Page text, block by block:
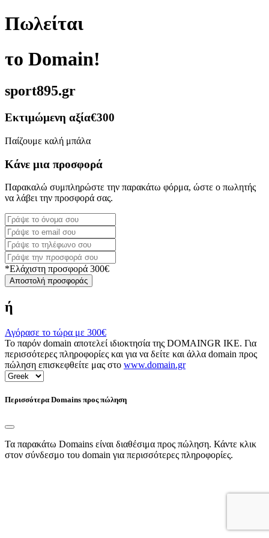
Πωλείται
το Domain!
sport895.gr
Εκτιμώμενη αξία€300
Παίζουμε καλή μπάλα
Κάνε μια προσφορά
Παρακαλώ συμπληρώστε την παρακάτω φόρμα, ώστε ο πωλητής
να λάβει την προσφορά σας.
*Ελάχιστη προσφορά 300€
Αποστολή προσφοράς
ή
Αγόρασε το τώρα με 300€
Το παρόν domain αποτελεί ιδιοκτησία της DOMAINGR ΙΚΕ. Για
περισσότερες πληροφορίες και για να δείτε και άλλα domain προς
πώληση επισκεφθείτε μας στο www.domain.gr
Περισσότερα Domains προς πώληση
Τα παρακάτω Domains είναι διαθέσιμα προς πώληση. Κάντε κλικ
στον σύνδεσμο του domain για περισσότερες πληροφορίες.